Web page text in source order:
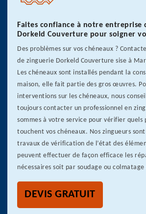
Faites confiance à notre entreprise
Dorkeld Couverture pour soigner
Des problèmes sur vos chéneaux ?
de zinguerie Dorkeld Couverture sise à
Les chéneaux sont installés pendant la
maison, elle fait partie des gros œuvres.
interventions sur les chéneaux, nous
toujours contacter un professionnel en
sommes à votre service pour vérifier quels
touchent vos chéneaux. Nos zingueurs
travaux de vérification de l’état des
peuvent effectuer de façon efficace les
nécessaires soit par soudage ou
DEVIS GRATUIT